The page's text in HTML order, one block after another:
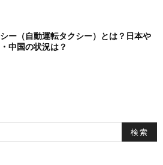
ー（自動運転タクシー）とは？日本や
中国の状況は？